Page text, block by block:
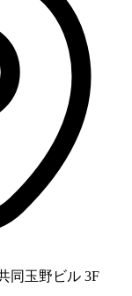
同玉野ビル 3F